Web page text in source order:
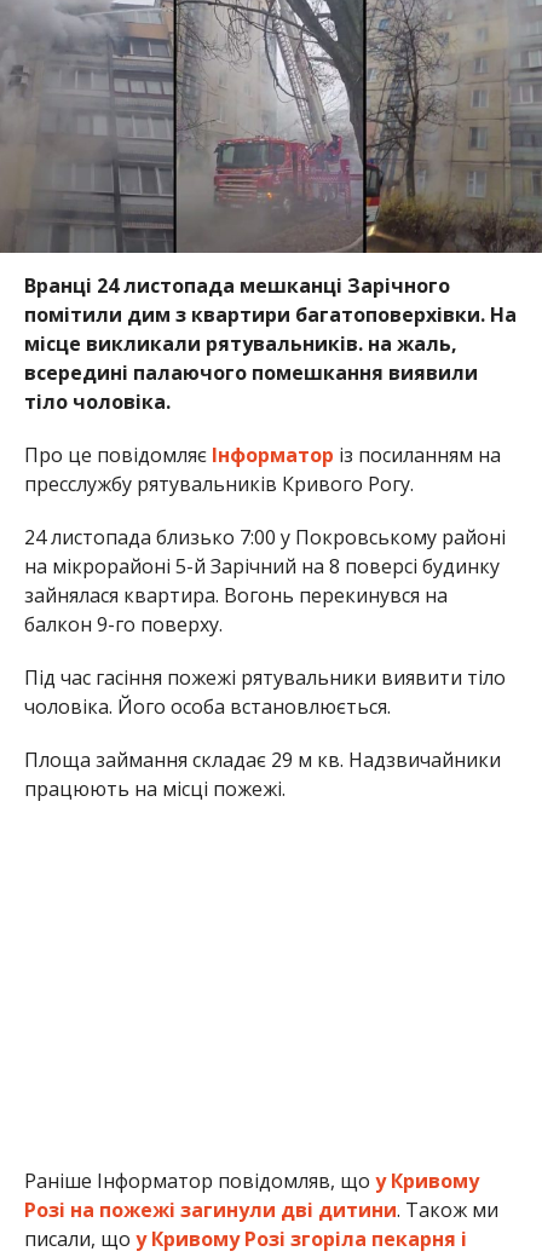
Вранці 24 листопада мешканці Зарічного
помітили дим з квартири багатоповерхівки. На
місце викликали рятувальників. на жаль,
всередині палаючого помешкання виявили
тіло чоловіка.
Про це повідомляє Інформатор із посиланням на
пресслужбу рятувальників Кривого Рогу.
24 листопада близько 7:00 у Покровському районі
на мікрорайоні 5-й Зарічний на 8 поверсі будинку
зайнялася квартира. Вогонь перекинувся на
балкон 9-го поверху.
Під час гасіння пожежі рятувальники виявити тіло
чоловіка. Його особа встановлюється.
Площа займання складає 29 м кв. Надзвичайники
працюють на місці пожежі.
Раніше Інформатор повідомляв, що у Кривому
Розі на пожежі загинули дві дитини. Також ми
писали, що у Кривому Розі згоріла пекарня і